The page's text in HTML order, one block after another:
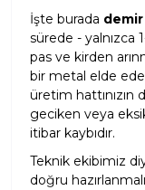
İşte burada
sürede - yalnızca
pas ve kirden
bir metal elde
üretim hattınızın
geciken veya
itibar kaybıdır.
Teknik ekibimiz
doğru